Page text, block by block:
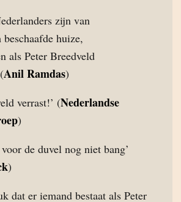
zijn van
huize,
als Peter Breedveld
Anil Ramdas)
verrast!’ (Nederlandse
)
de duvel nog niet bang’
)
dat er iemand bestaat als Peter